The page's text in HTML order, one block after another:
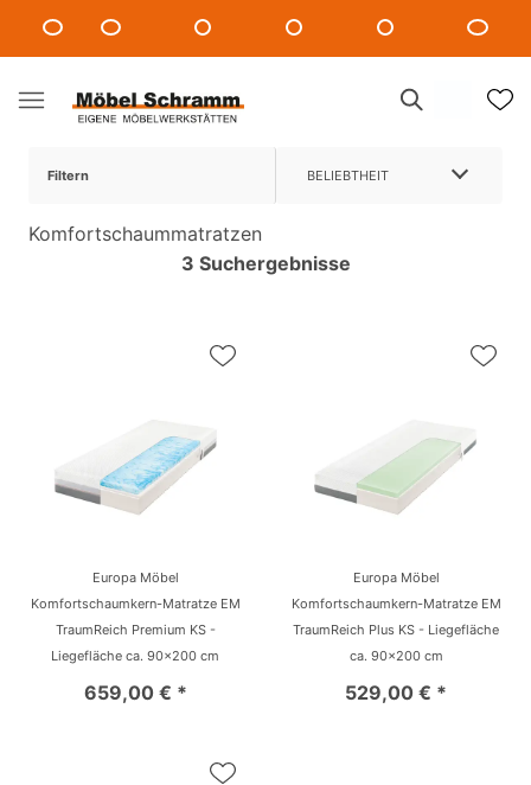
Filtern BELIEBTHEIT
Komfortschaummatratzen
3 Suchergebnisse
Europa Möbel
Komfortschaumkern-Matratze EM
TraumReich Premium KS -
Liegefläche ca. 90x200 cm
659,00 € *
Europa Möbel
Komfortschaumkern-Matratze EM
TraumReich Plus KS - Liegefläche
ca. 90x200 cm
529,00 € *